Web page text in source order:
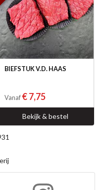
BIEFSTUK V.D. HAAS
Vanaf € 7,75
Bekijk & bestel